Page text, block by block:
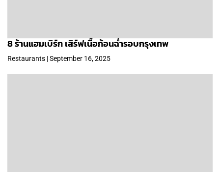
8 ร้านแฮมเบิร์ก เสิร์ฟเนื้อก้อนฉ่ำรอบกรุงเทพ
Restaurants | September 16, 2025